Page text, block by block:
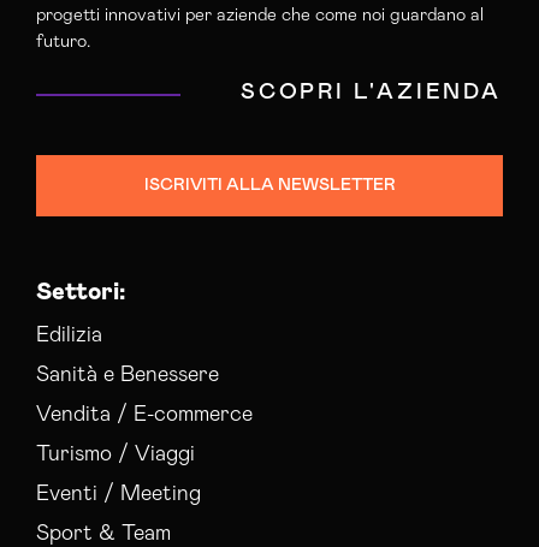
progetti innovativi per aziende che come noi guardano al
futuro.
SCOPRI L'AZIENDA
ISCRIVITI ALLA NEWSLETTER
Settori:
Edilizia
Sanità e Benessere
Vendita / E-commerce
Turismo / Viaggi
Eventi / Meeting
Sport & Team